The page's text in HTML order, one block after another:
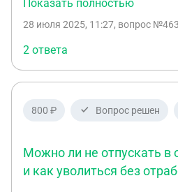
увольнении и обязательной
трёх дней. Правы ли они и
далее?
Показать полностью
28 июля 2025, 11:27, вопрос
2 ответа
800 ₽ Вопрос решен
Можно ли не отпускать в
и как уволиться без